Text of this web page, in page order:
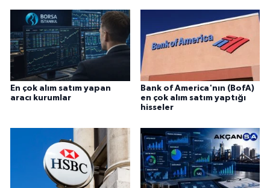
En çok alım satım yapan
aracı kurumlar
Bank of America'nın (BofA)
en çok alım satım yaptığı
hisseler